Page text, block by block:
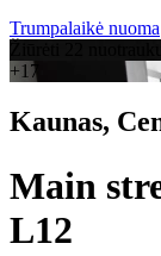
Trumpalaikė nuoma
+17
Kaunas,
Main
L12